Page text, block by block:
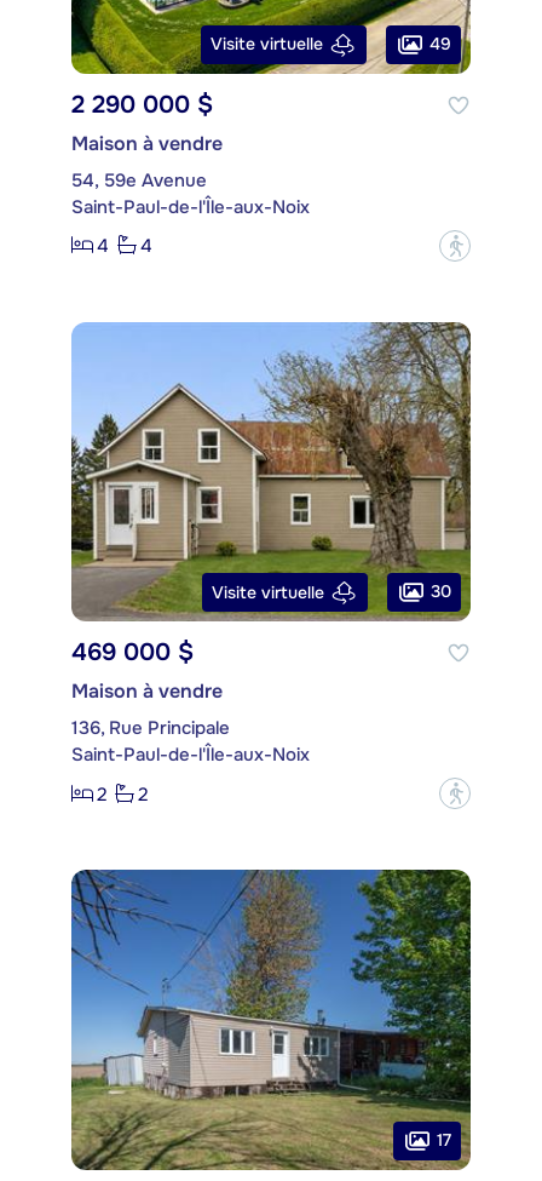
Visite virtuelle 49
2 290 000 $
Maison à vendre
54, 59e Avenue
Saint-Paul-de-l'Île-aux-Noix
4
4 ?
Visite virtuelle 30
469 000 $
Maison à vendre
136, Rue Principale
Saint-Paul-de-l'Île-aux-Noix
2
2 ?
17